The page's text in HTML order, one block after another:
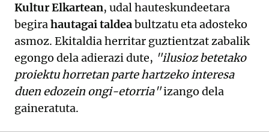
Kultur Elkartean, udal hauteskundeetara
begirahautagai taldeabultzatu eta adosteko
asmoz. Ekitaldia herritar guztientzat zabalik
egongo dela adierazi dute, "ilusioz betetako
proiektu horretan parte hartzeko interesa
duen edozein ongi-etorria"izango dela
gaineratuta.